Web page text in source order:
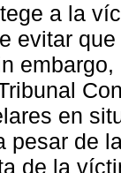
a la
evitar
en
pesar de
de la